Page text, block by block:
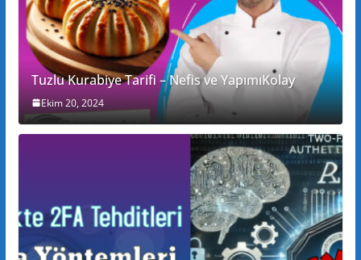
Tuzlu Kurabiye Tarifi – Nefis ve YapımıKolay
Ekim 20, 2024